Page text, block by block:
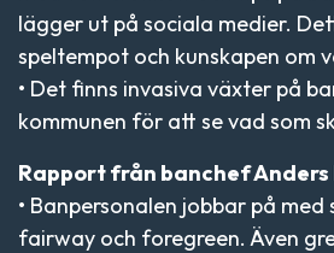
lägger ut på sociala medier.
speltempot och kunskapen om
• Det finns invasiva växter på
kommunen för att se vad som
Rapport från banchef Anders
• Banpersonalen jobbar på
fairway och foregreen. Även